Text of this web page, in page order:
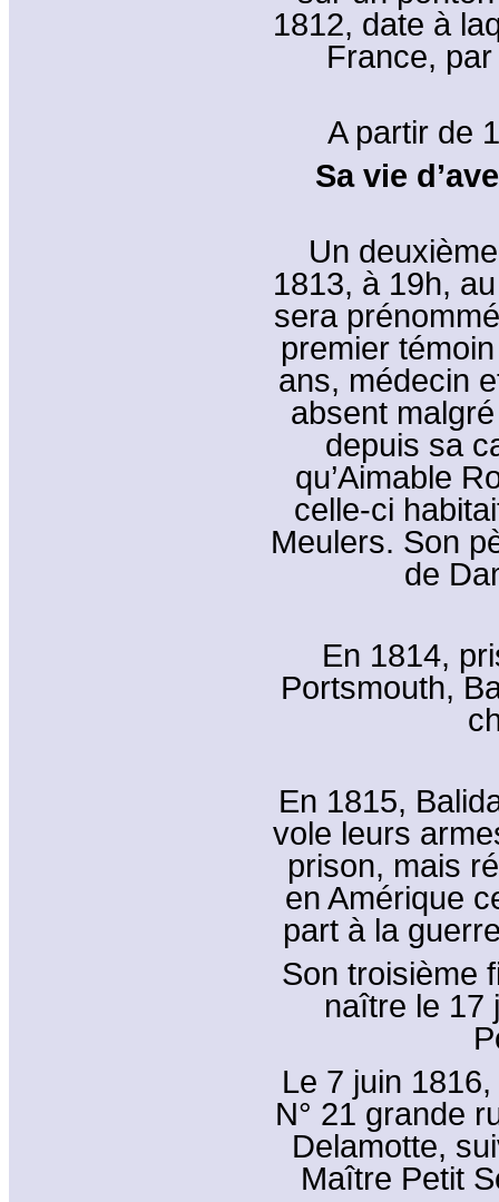
1812, date à
France, par
A partir de
Sa vie
Un
1813, à 19h,
sera
premier
ans, médecin
absent
depuis sa
qu’Aimable
celle-ci
Meulers. Son
de
En 1814,
Portsmouth,
En 1815,
vole leurs
prison, mais
en Amérique
part à la
Son troisième
naître le 17
Le 7 juin
N° 21 grande
Delamotte,
Maître Petit